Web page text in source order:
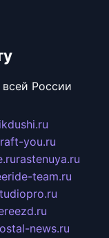
России
you.ru
rastenuya.ru
team.ru
news.ru